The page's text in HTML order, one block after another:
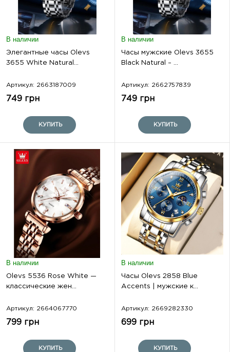
В наличии
Элегантные часы Olevs
3655 White Natural...
Артикул: 2663187009
749 грн
КУПИТЬ
В наличии
Часы мужские Olevs 3655
Black Natural – ...
Артикул: 2662757839
749 грн
КУПИТЬ
В наличии
Olevs 5536 Rose White —
классические жен...
Артикул: 2664067770
799 грн
КУПИТЬ
В наличии
Часы Olevs 2858 Blue
Accents | мужские к...
Артикул: 2669282330
699 грн
КУПИТЬ